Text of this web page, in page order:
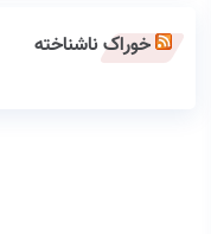
خوراک ناشناخته